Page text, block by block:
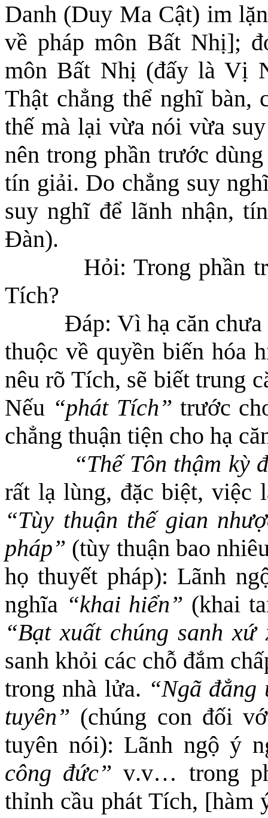
Danh (Duy Ma Cật) im
về pháp môn Bất Nhị];
môn Bất Nhị (đấy là Vị
Thật chẳng thể nghĩ bàn,
thế mà lại vừa nói vừa
nên trong phần trước
tín giải. Do chẳng suy
suy nghĩ để lãnh nhận,
Đàn).
Hỏi: Trong phần
Tích?
Đáp: Vì hạ căn chưa
thuộc về quyền biến hóa
nêu rõ Tích, sẽ biết trung
Nếu “phát Tích” trước
chẳng thuận tiện cho hạ
“Thế Tôn thậm kỳ
rất lạ lùng, đặc biệt, việc
“Tùy thuận thế gian
pháp” (tùy thuận bao
họ thuyết pháp): Lãnh
nghĩa “khai hiển” (khai
“Bạt xuất chúng sanh
sanh khỏi các chỗ đắm
trong nhà lửa. “Ngã đẳng
tuyên” (chúng con đối
tuyên nói): Lãnh ngộ ý
công đức” v.v… trong
thỉnh cầu phát Tích, [hàm